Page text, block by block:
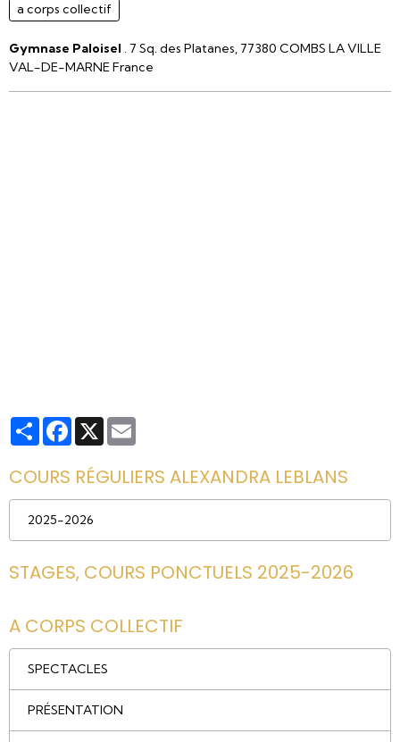
a corps collectif
Gymnase Paloisel . 7 Sq. des Platanes, 77380 COMBS LA VILLE
VAL-DE-MARNE France
PartagerFacebook
X
COURS RÉGULIERS ALEXANDRA LEBLANS
2025-2026
STAGES, COURS PONCTUELS 2025-2026
A CORPS COLLECTIF
SPECTACLES
PRÉSENTATION